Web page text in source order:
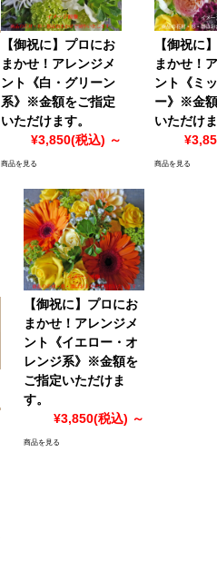
【御祝に】プロにお
まかせ！アレンジメ
ント《白・グリーン
系》※金額をご指定
いただけます。
¥3,850(税込) ～
商品を見る
【御祝に
まかせ！
ント《ミ
ー》※金
いただけ
商品を見る
【御祝に】プロにお
まかせ！アレンジメ
ント《イエロー・オ
レンジ系》※金額を
ご指定いただけま
す。
¥3,850(税込) ～
商品を見る